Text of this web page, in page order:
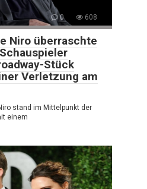
0 608
Niro überraschte
Stück
Verletzung am
stand im Mittelpunkt der
einem